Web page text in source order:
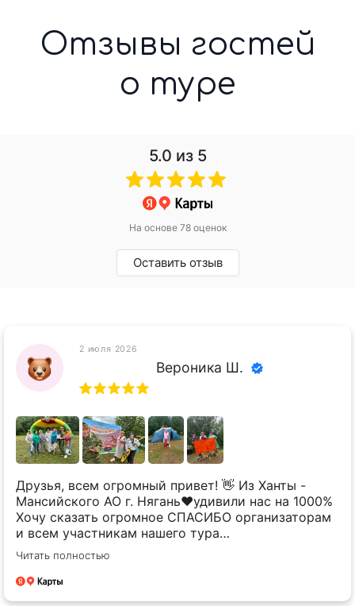
5.0 из 5
На основе 78 оценок
Оставить отзыв
2 июля 2026
Вероника Ш.
Друзья, всем огромный привет! 👋 Из Ханты -
Мансийского АО г. Нягань❤️удивили нас на 1000%
Хочу сказать огромное СПАСИБО организаторам
и всем участникам нашего тура
«Несуществующие Олимпийские игры», который
проходил с 26 по 28 июня 2026 года Это было
незабываемо! 🥳 Возраст оказался совсем не
Читать полностью